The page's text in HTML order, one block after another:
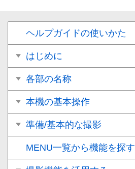
ヘルプガイドの使いかた
はじめに
各部の名称
本機の基本操作
準備/基本的な撮影
MENU一覧から機能を探す